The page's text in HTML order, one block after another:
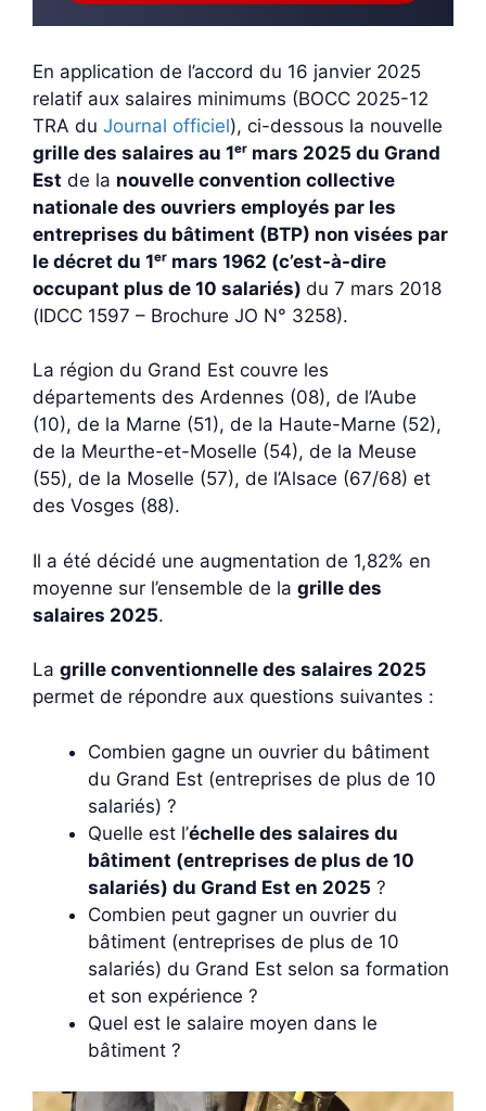
En application de l’accord du 16 janvier 2025
relatif aux salaires minimums (BOCC 2025-12
TRA du Journal officiel), ci-dessous la nouvelle
grille des salaires au 1ᵉʳ mars 2025 du Grand
Est de la nouvelle convention collective
nationale des ouvriers employés par les
entreprises du bâtiment (BTP) non visées par
le décret du 1ᵉʳ mars 1962 (c’est-à-dire
occupant plus de 10 salariés) du 7 mars 2018
(IDCC 1597 – Brochure JO N° 3258).
La région du Grand Est couvre les
départements des Ardennes (08), de l’Aube
(10), de la Marne (51), de la Haute-Marne (52),
de la Meurthe-et-Moselle (54), de la Meuse
(55), de la Moselle (57), de l’Alsace (67/68) et
des Vosges (88).
Il a été décidé une augmentation de 1,82% en
moyenne sur l’ensemble de la grille des
salaires 2025.
La grille conventionnelle des salaires 2025
permet de répondre aux questions suivantes :
Combien gagne un ouvrier du bâtiment
du Grand Est (entreprises de plus de 10
salariés) ?
Quelle est l’échelle des salaires du
bâtiment (entreprises de plus de 10
salariés) du Grand Est en 2025 ?
Combien peut gagner un ouvrier du
bâtiment (entreprises de plus de 10
salariés) du Grand Est selon sa formation
et son expérience ?
Quel est le salaire moyen dans le
bâtiment ?